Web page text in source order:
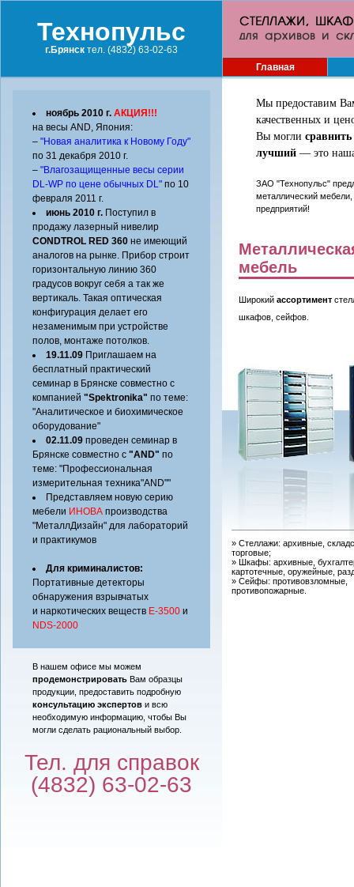
Технопульс
г.Брянск тел. (4832) 63-02-63
Главная
ноябрь 2010 г. АКЦИЯ!!!
на весы AND, Япония:
– "Новая аналитика к Новому Году"
по 31 декабря 2010 г.
– "Влагозащищенные весы серии
DL-WP по цене обычных DL" по 10
февраля 2011 г.
июнь 2010 г. Поступил в
продажу лазерный нивелир
CONDTROL RED 360 не имеющий
аналогов на рынке. Прибор строит
горизонтальную линию 360
градусов вокруг себя а так же
вертикаль. Такая оптическая
конфигурация делает его
незаменимым при устройстве
полов, монтаже потолков.
19.11.09 Приглашаем на
бесплатный практический
семинар в Брянске совместно с
компанией "Spektronika" по теме:
"Аналитическое и биохимическое
оборудование"
02.11.09 проведен семинар в
Брянске совместно с "AND" по
теме: "Профессиональная
измерительная техника"AND""
Представляем новую серию
мебели ИНОВА производства
"МеталлДизайн" для лабораторий
и практикумов
Для криминалистов:
Портативные детекторы
обнаружения взрывчатых
и наркотических веществ Е-3500 и
NDS-2000
В нашем офисе мы можем
продемонстрировать Вам образцы
продукции, предоставить подробную
консультацию экспертов и всю
необходимую информацию, чтобы Вы
могли сделать рациональный выбор.
Тел. для справок
(4832) 63-02-63
Мы предоставим
качественных и
Вы могли
лучший— это наша
ЗАО "Технопульс"
металлический
предприятий!
мебель
Широкий ассортимент
шкафов, сейфов.
» Стеллажи: архивные,
торговые;
» Шкафы: архивные,
картотечные, оружейные,
» Cейфы: противовзломные,
противопожарные.